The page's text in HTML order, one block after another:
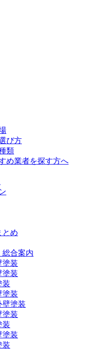
び方
類
め業者を探す方へ
とめ
総合案内
塗装
塗装
装
塗装
壁塗装
塗装
装
塗装
装